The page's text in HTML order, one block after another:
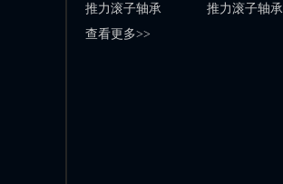
推力滚子轴承
查看更多>>
推力滚子轴承